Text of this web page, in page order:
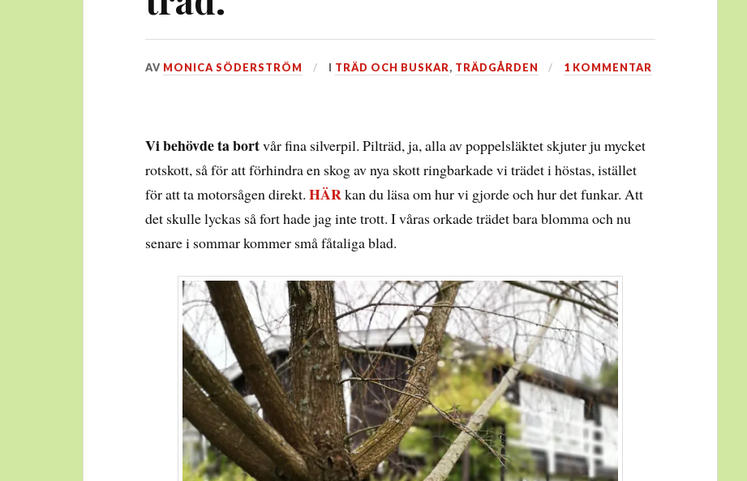
DEN
AV MONICA SÖDERSTRÖM I TRÄD OCH BUSKAR, TRÄDGÅRDEN 1 KOMMENTAR
Vi behövde ta bortvår fina silverpil. Pilträd, ja, alla av poppelsläktet skjuter ju mycket
rotskott, så för att förhindra en skog av nya skott ringbarkade vi trädet i höstas, istället
för att ta motorsågen direkt.HÄRkan du läsa om hur vi gjorde och hur det funkar. Att
det skulle lyckas så fort hade jag inte trott. I våras orkade trädet bara blomma och nu
senare i sommar kommer små fåtaliga blad.